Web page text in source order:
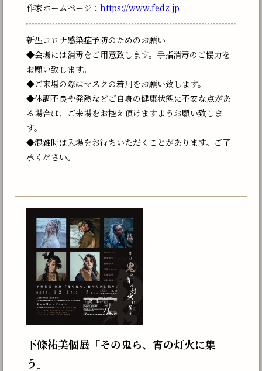
作家ホームページ： https://www.fedz.jp
新型コロナ感染症予防のためのお願い
◆会場には消毒をご用意致します。手指消毒のご協力を
お願い致します。
◆ご来場の際はマスクの着用をお願い致します。
◆体調不良や発熱などご自身の健康状態に不安な点があ
る場合は、ご来場をお控え頂けますようお願い致しま
す。
◆混雑時は入場をお待ちいただくことがあります。ご了
承ください。
下條祐美個展「その鬼ら、宵の灯火に集
う」